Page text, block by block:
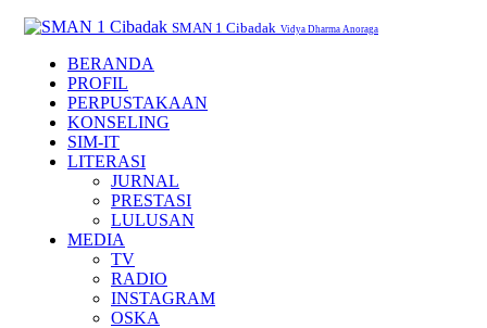
SMAN 1 Cibadak Vidya Dharma Anoraga
BERANDA
PROFIL
PERPUSTAKAAN
KONSELING
SIM-IT
LITERASI
JURNAL
PRESTASI
LULUSAN
MEDIA
TV
RADIO
INSTAGRAM
OSKA